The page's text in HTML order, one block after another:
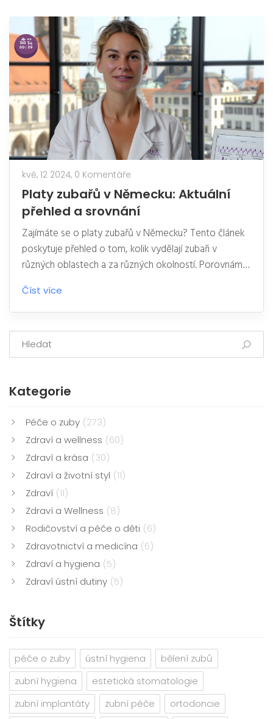
kvě, 12 2024, 0 Komentáře
Platy zubařů v Německu: Aktuální
přehled a srovnání
Zajímáte se o platy zubařů v Německu? Tento článek
poskytuje přehled o tom, kolik vydělají zubaři v
různých oblastech a za různých okolností. Porovnáme
také platy s jinými zeměmi a objasníme, jaké faktory
ovlivňují výši příjmu. Naleznete zde také užitečné tipy
pro zubaře, kteří uvažují o práci v Německu.
Číst více
Kategorie
Péče o zuby (273)
Zdraví a wellness (60)
Zdraví a krása (30)
Zdraví a životní styl (11)
Zdraví (11)
Zdraví a Wellness (8)
Rodičovství a péče o děti (6)
Zdravotnictví a medicína (6)
Zdraví a hygiena (5)
Zdraví ústní dutiny (5)
Štítky
péče o zuby ústní hygiena
bělení zubů
zubní hygiena
estetická stomatologie
zubní implantáty
zubní péče
ortodoncie